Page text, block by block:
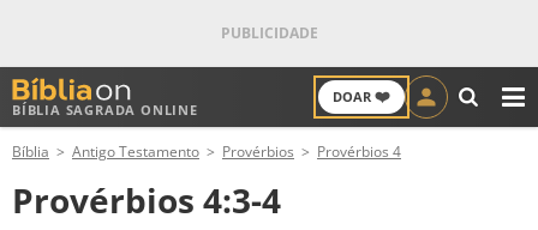
BÍBLIA SAGRADA ONLINE
DOAR ❤️
ANTIGO TESTAMENTO
NOVO TESTAMENTO
Bíblia Antigo Testamento Provérbios Provérbios 4
Provérbios 4:3-4